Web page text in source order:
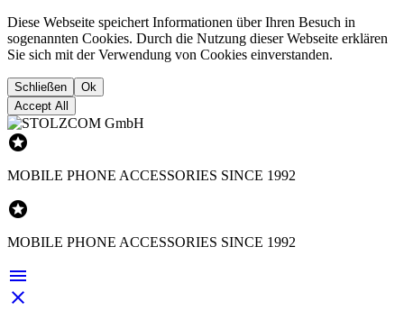
Diese Webseite speichert Informationen über Ihren Besuch in
sogenannten Cookies. Durch die Nutzung dieser Webseite erklären
Sie sich mit der Verwendung von Cookies einverstanden.
Schließen
Ok
Accept All

MOBILE PHONE ACCESSORIES SINCE 1992

MOBILE PHONE ACCESSORIES SINCE 1992

